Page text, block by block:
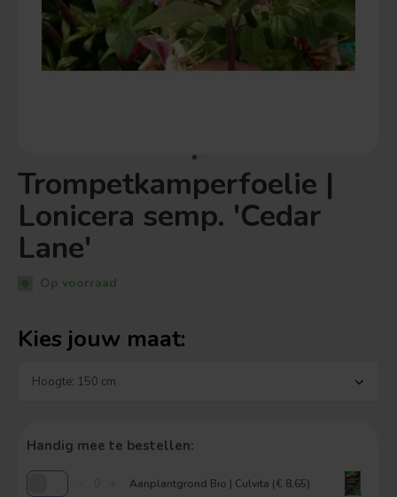
Trompetkamperfoelie |
Lonicera semp. 'Cedar
Lane'
Op voorraad
Kies jouw maat:
Handig mee te bestellen:
Aanplantgrond Bio | Culvita (€ 8,65)